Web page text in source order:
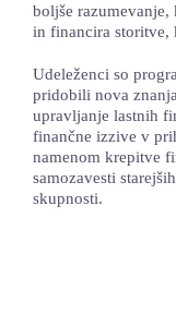
boljše razumevanje,
in financira
Udeleženci so
pridobili nova
upravljanje lastnih
finančne izzive v
namenom krepitve
samozavesti
skupnosti.